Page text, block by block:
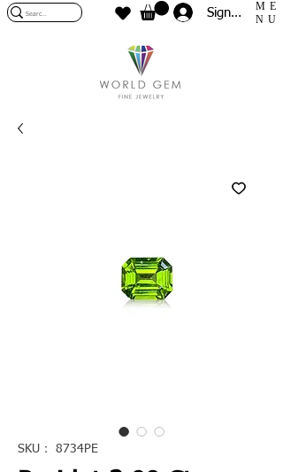
Sign In
ME
NU
SKU： 8734PE